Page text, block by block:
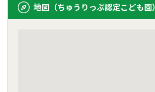
地図（ちゅうりっぷ認定こども園）